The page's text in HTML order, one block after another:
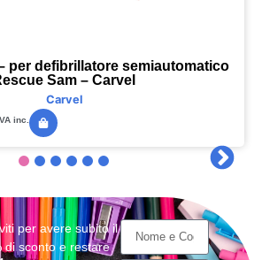
per defibrillatore semiautomatico
Sam – Carvel
Carvel
inc.
per avere subito il
di sconto e restare